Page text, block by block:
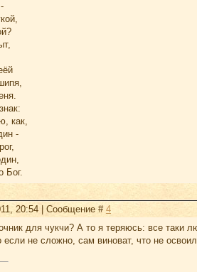
как,
-
Бог.
20:54 | Сообщение # 4
для чукчи? А то я теряюсь: все таки
если не сложно, сам виноват, что не